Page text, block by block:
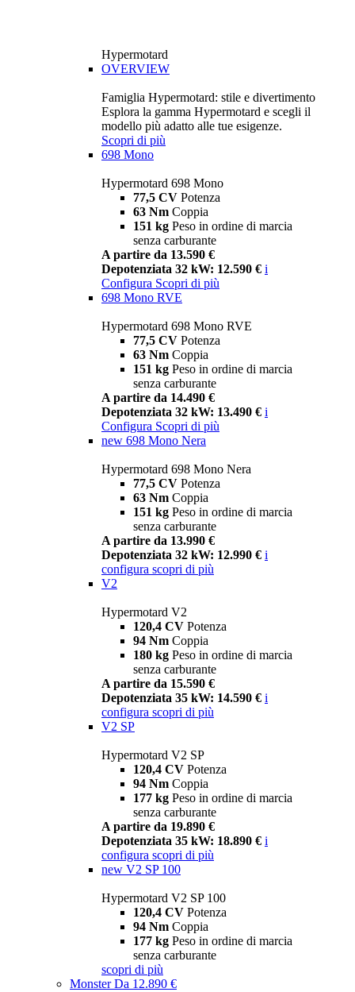
Hypermotard
OVERVIEW
Famiglia Hypermotard: stile e divertimento
Esplora la gamma Hypermotard e scegli il
modello più adatto alle tue esigenze.
Scopri di più
698 Mono
Hypermotard 698 Mono
77,5 CV Potenza
63 Nm Coppia
151 kg Peso in ordine di marcia
senza carburante
A partire da 13.590 €
Depotenziata 32 kW: 12.590 € i
Configura Scopri di più
698 Mono RVE
Hypermotard 698 Mono RVE
77,5 CV Potenza
63 Nm Coppia
151 kg Peso in ordine di marcia
senza carburante
A partire da 14.490 €
Depotenziata 32 kW: 13.490 € i
Configura Scopri di più
new 698 Mono Nera
Hypermotard 698 Mono Nera
77,5 CV Potenza
63 Nm Coppia
151 kg Peso in ordine di marcia
senza carburante
A partire da 13.990 €
Depotenziata 32 kW: 12.990 € i
configura scopri di più
V2
Hypermotard V2
120,4 CV Potenza
94 Nm Coppia
180 kg Peso in ordine di marcia
senza carburante
A partire da 15.590 €
Depotenziata 35 kW: 14.590 € i
configura scopri di più
V2 SP
Hypermotard V2 SP
120,4 CV Potenza
94 Nm Coppia
177 kg Peso in ordine di marcia
senza carburante
A partire da 19.890 €
Depotenziata 35 kW: 18.890 € i
configura scopri di più
new V2 SP 100
Hypermotard V2 SP 100
120,4 CV Potenza
94 Nm Coppia
177 kg Peso in ordine di marcia
senza carburante
scopri di più
MonsterDa 12.890 €